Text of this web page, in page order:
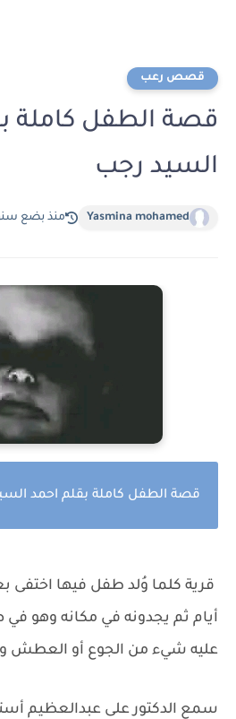
قصص رعب
قصة الطفل كاملة
السيد رجب
Yasmina mohamed منذ بضع
قصة الطفل كاملة بقلم احمد
قرية كلما وُلد طفل فيها اختفى
أيام ثم يجدونه في مكانه وهو في
عليه شيء من الجوع أو العطش
سمع الدكتور على عبدالعظيم